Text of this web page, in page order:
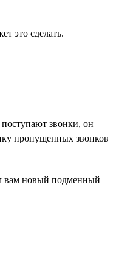
это сделать.
звонки, он
пропущенных звонков
вам новый подменный